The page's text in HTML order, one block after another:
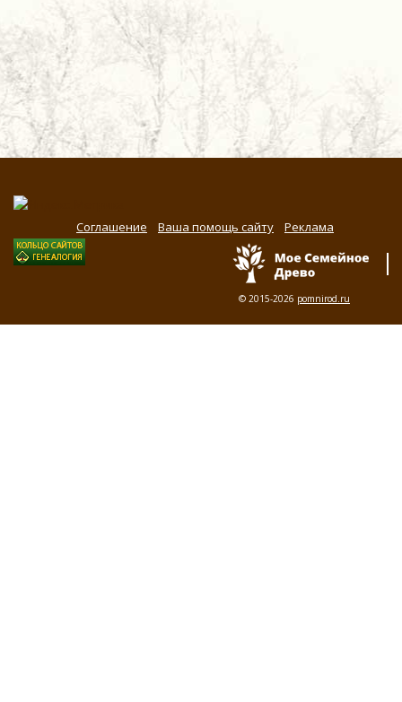
Соглашение Ваша помощь сайту Реклама
© 2015-2026 pomnirod.ru